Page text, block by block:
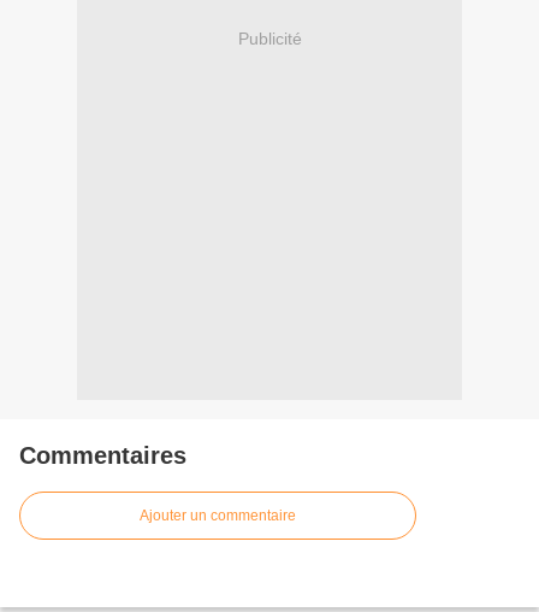
Publicité
Commentaires
Ajouter un commentaire